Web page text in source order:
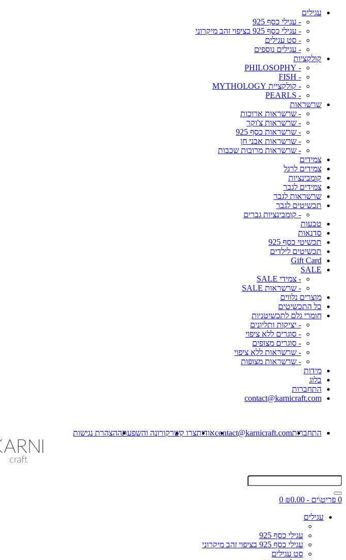
עגילים
- עגילי כסף 925
- עגילי כסף 925 בציפוי זהב מיקרוני
- סט עגילים
- עגילים נוספים
קולקציות
- PHILOSOPHY
- FISH
- קולקציית MYTHOLOGY
- PEARLS
שרשראות
- שרשראות ארוכות
- שרשראות צ'וקר
- שרשראות כסף 925
- שרשראות אבני חן
- שרשראות מרובות שכבות
צמידים
צמידים לרגל
קומבינציות
צמידים לגבר
שרשראות לגבר
תכשיטים לגבר
- קומבינציות גברים
טבעות
סדנאות
תכשיטי כסף 925
תכשיטים לילדים
Gift Card
SALE
- צמידי SALE
- שרשראות SALE
מוצרים נלווים
כל התכשיטים
חומרי גלם לתכשיטניות
- יציקות ותליונים
- סוגרים ללא ציפוי
- סוגרים מצופים
- שרשראות ללא ציפוי
- שרשראות מצופות
מידות
בלוג
התחברות
contact@karnicraft.com
התחברותcontact@karnicraft.comאודותצרו קשרקורונה והשפעתההצהרת נגישות
0 פריט\ים - ₪0.00
0
עגילים
עגילי כסף 925
עגילי כסף 925 בציפוי זהב מיקרוני
סט עגילים